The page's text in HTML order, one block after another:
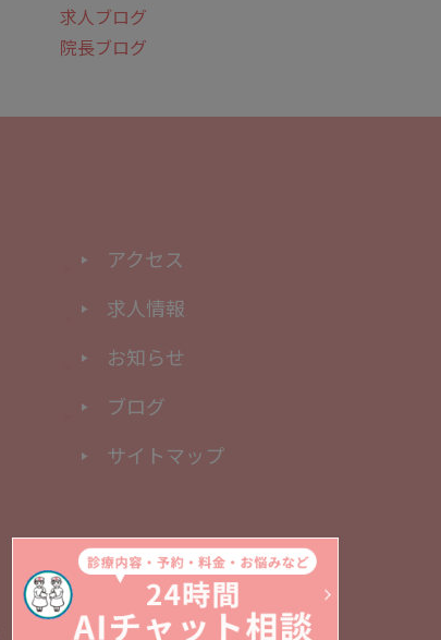
求人ブログ
院長ブログ
アクセス
求人情報
お知らせ
ブログ
サイトマップ